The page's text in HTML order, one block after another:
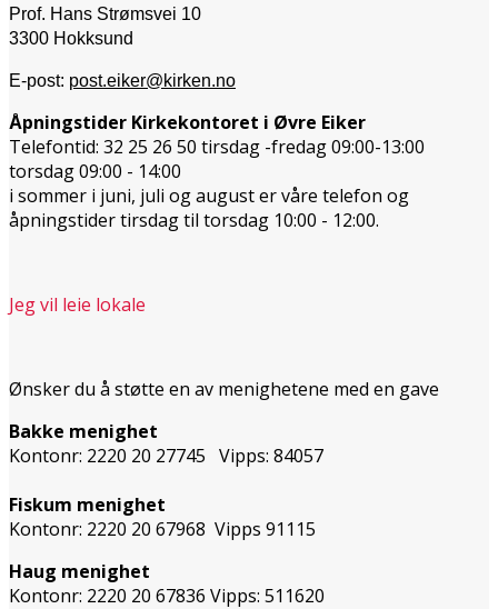
Prof. Hans Strømsvei 10
3300 Hokksund
E-post: post.eiker@kirken.no
Åpningstider Kirkekontoret i Øvre Eiker
Telefontid: 32 25 26 50 tirsdag -fredag 09:00-13:00
torsdag 09:00 - 14:00
i sommer i juni, juli og august er våre telefon og
åpningstider tirsdag til torsdag 10:00 - 12:00.
Jeg vil leie lokale
Ønsker du å støtte en av menighetene med en gave
Bakke menighet
Kontonr: 2220 20 27745 Vipps: 84057
Fiskum menighet
Kontonr: 2220 20 67968 Vipps 91115
Haug menighet
Kontonr: 2220 20 67836 Vipps: 511620